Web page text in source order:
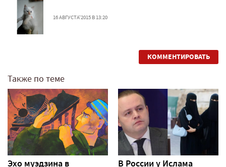
16 АВГУСТА'2015 В 13:20
КОММЕНТИРОВАТЬ
Также по теме
Эхо муэдзина в
В России у Ислама